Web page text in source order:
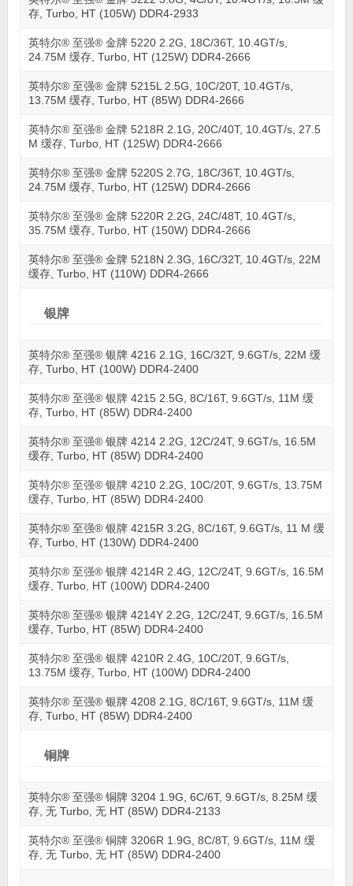
存, Turbo, HT (105W) DDR4-2933
英特尔® 至强® 金牌 5220 2.2G, 18C/36T, 10.4GT/s,
24.75M 缓存, Turbo, HT (125W) DDR4-2666
英特尔® 至强® 金牌 5215L 2.5G, 10C/20T, 10.4GT/s,
13.75M 缓存, Turbo, HT (85W) DDR4-2666
英特尔® 至强® 金牌 5218R 2.1G, 20C/40T, 10.4GT/s, 27.5
M 缓存, Turbo, HT (125W) DDR4-2666
英特尔® 至强® 金牌 5220S 2.7G, 18C/36T, 10.4GT/s,
24.75M 缓存, Turbo, HT (125W) DDR4-2666
英特尔® 至强® 金牌 5220R 2.2G, 24C/48T, 10.4GT/s,
35.75M 缓存, Turbo, HT (150W) DDR4-2666
英特尔® 至强® 金牌 5218N 2.3G, 16C/32T, 10.4GT/s, 22M
缓存, Turbo, HT (110W) DDR4-2666
银牌
英特尔® 至强® 银牌 4216 2.1G, 16C/32T, 9.6GT/s, 22M 缓
存, Turbo, HT (100W) DDR4-2400
英特尔® 至强® 银牌 4215 2.5G, 8C/16T, 9.6GT/s, 11M 缓
存, Turbo, HT (85W) DDR4-2400
英特尔® 至强® 银牌 4214 2.2G, 12C/24T, 9.6GT/s, 16.5M
缓存, Turbo, HT (85W) DDR4-2400
英特尔® 至强® 银牌 4210 2.2G, 10C/20T, 9.6GT/s, 13.75M
缓存, Turbo, HT (85W) DDR4-2400
英特尔® 至强® 银牌 4215R 3.2G, 8C/16T, 9.6GT/s, 11 M 缓
存, Turbo, HT (130W) DDR4-2400
英特尔® 至强® 银牌 4214R 2.4G, 12C/24T, 9.6GT/s, 16.5M
缓存, Turbo, HT (100W) DDR4-2400
英特尔® 至强® 银牌 4214Y 2.2G, 12C/24T, 9.6GT/s, 16.5M
缓存, Turbo, HT (85W) DDR4-2400
英特尔® 至强® 银牌 4210R 2.4G, 10C/20T, 9.6GT/s,
13.75M 缓存, Turbo, HT (100W) DDR4-2400
英特尔® 至强® 银牌 4208 2.1G, 8C/16T, 9.6GT/s, 11M 缓
存, Turbo, HT (85W) DDR4-2400
铜牌
英特尔® 至强® 铜牌 3204 1.9G, 6C/6T, 9.6GT/s, 8.25M 缓
存, 无 Turbo, 无 HT (85W) DDR4-2133
英特尔® 至强® 铜牌 3206R 1.9G, 8C/8T, 9.6GT/s, 11M 缓
存, 无 Turbo, 无 HT (85W) DDR4-2400